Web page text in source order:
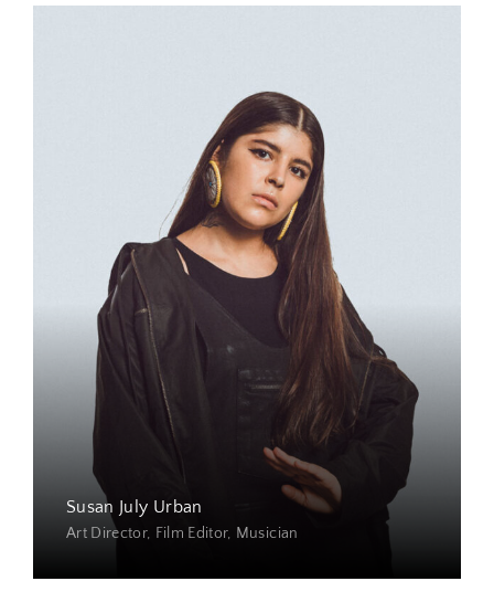
Susan July Urban
Art Director Film Editor Musician